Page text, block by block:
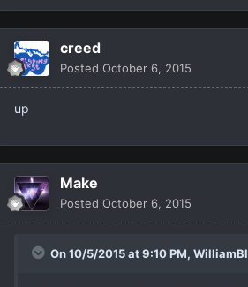
creed
Posted October 6, 2015
up
Make
Posted October 6, 2015
On 10/5/2015 at 9:10 PM,